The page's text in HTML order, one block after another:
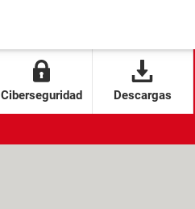
Ciberseguridad Descargas